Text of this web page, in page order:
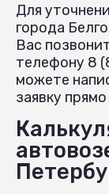
Для
города
Вас
телефону 8
можете
заявку